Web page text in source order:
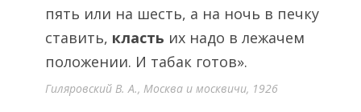
пять или на шесть, а на ночь в печку
ставить, класть их надо в лежачем
положении. И табак готов».
Гиляровский В. А., Москва и москвичи, 1926